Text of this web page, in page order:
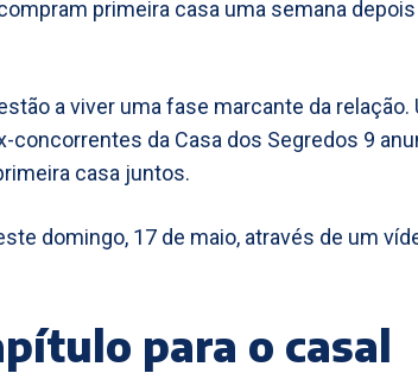
primeira casa uma semana
a viver uma fase marcante da
concorrentes da Casa dos Segredos 9
casa juntos.
domingo, 17 de maio, através de um
para o casal